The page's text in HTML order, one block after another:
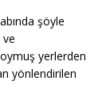
şöyle
yerlerden
yönlendirilen